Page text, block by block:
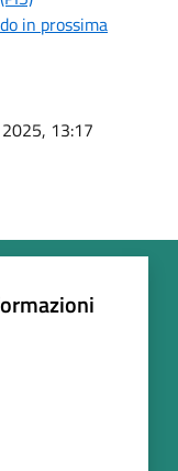
in prossima
13:17